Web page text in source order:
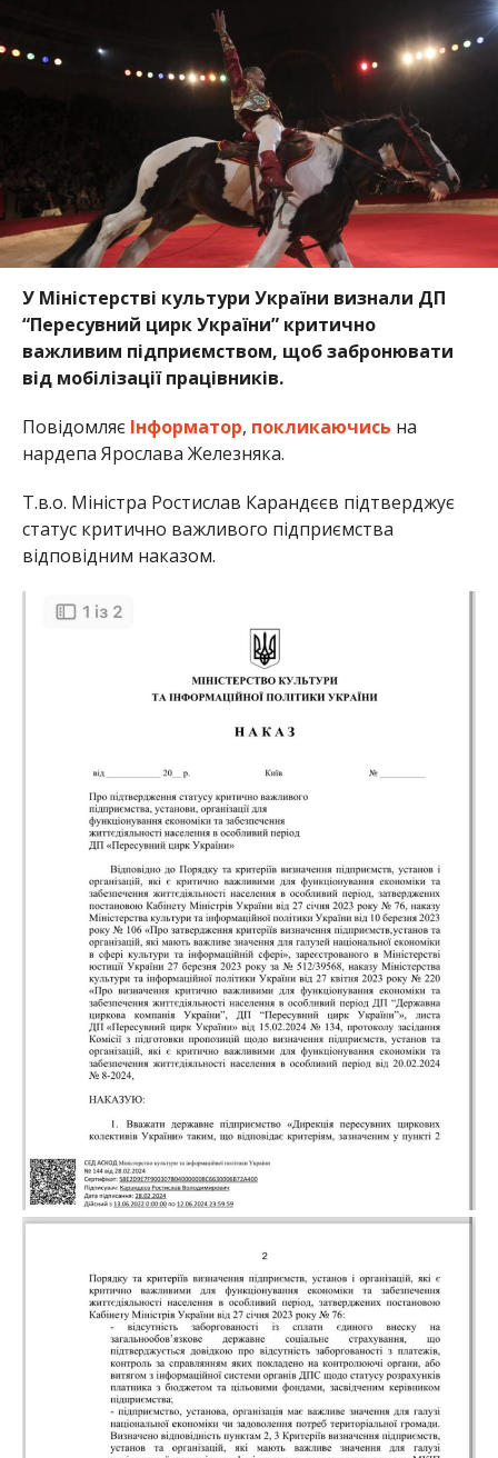
У Міністерстві культури України визнали ДП
“Пересувний цирк України” критично
важливим підприємством, щоб забронювати
від мобілізації працівників.
Повідомляє Інформатор, покликаючись на
нардепа Ярослава Железняка.
Т.в.о. Міністра Ростислав Карандєєв підтверджує
статус критично важливого підприємства
відповідним наказом.